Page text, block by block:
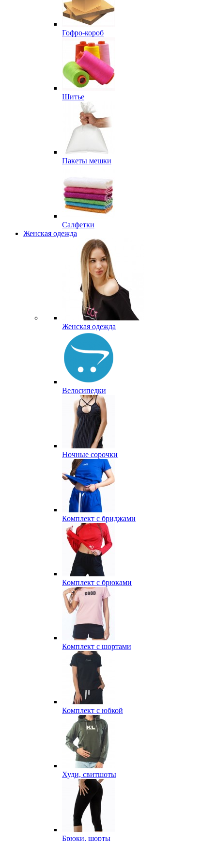
Гофро-короб
Шитье
Пакеты мешки
Салфетки
Женская одежда
Женская одежда
Велосипедки
Ночные сорочки
Комплект с бриджами
Комплект с брюками
Комплект с шортами
Комплект с юбкой
Худи, свитшоты
Брюки, шорты